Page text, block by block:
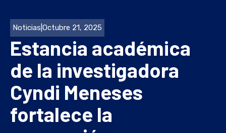
Noticias Octubre 21, 2025
Estancia académica
de la investigadora
Cyndi Meneses
fortalece la